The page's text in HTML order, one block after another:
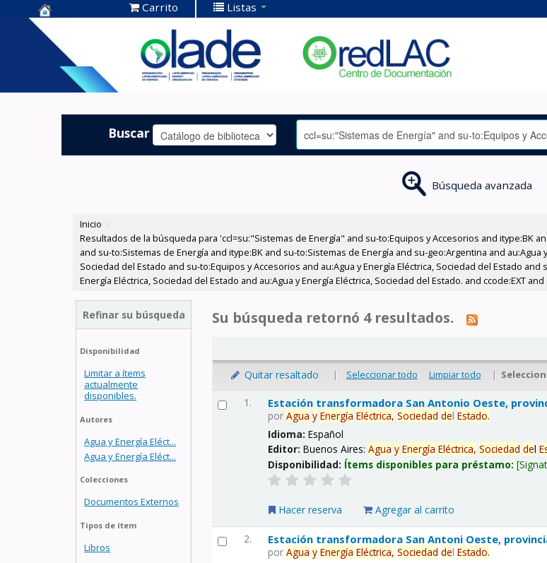
Centro de
Documentación
OLADE -
Carrito Listas
Buscar
Búsqueda avanzada
Inicio ›
Resultados de la búsqueda para 'ccl=su:"Sistemas de Energía" and su-to:Equipos y Accesorios and itype:BK
and su-to:Sistemas de Energía and itype:BK and su-to:Sistemas de Energía and su-geo:Argentina and au:Agua
Sociedad del Estado and su-to:Equipos y Accesorios and au:Agua y Energía Eléctrica, Sociedad del Estado
Energía Eléctrica, Sociedad del Estado and au:Agua y Energía Eléctrica, Sociedad del Estado. and ccode:EXT
Refinar su búsqueda
Disponibilidad
Limitar a ítems
actualmente
disponibles.
Autores
Agua y Energía Eléct...
Agua y Energía Eléct...
Colecciones
Documentos Externos
Tipos de ítem
Libros
Su búsqueda retornó 4 resultados.
Quitar resaltado | Seleccionar todo Limpiar todo |
1. Estación transformadora San Antonio Oeste,
porAgua y Energía Eléctrica, Sociedad delEstado.
Idioma:Español
Editor:Buenos Aires:Agua y Energía Eléctrica, Sociedad del
Disponibilidad: Ítems disponibles para préstamo:
Hacer reserva Agregar al carrito
2. Estación transformadora San Antoni Oeste,
porAgua y Energía Eléctrica, Sociedad delEstado.